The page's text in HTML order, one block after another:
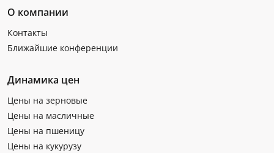
О компании
Контакты
Ближайшие конференции
Динамика цен
Цены на зерновые
Цены на масличные
Цены на пшеницу
Цены на кукурузу